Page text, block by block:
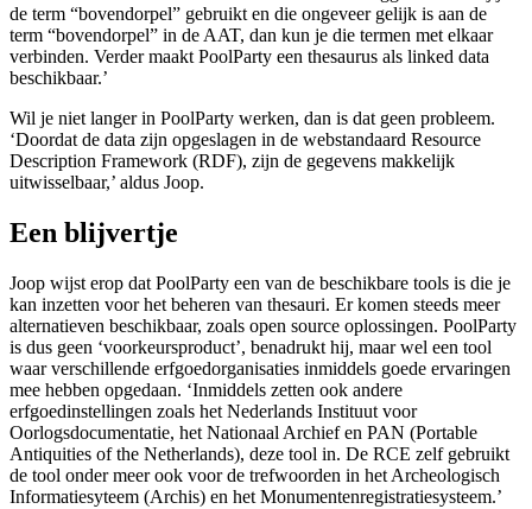
de term “bovendorpel” gebruikt en die ongeveer gelijk is aan de
term “bovendorpel” in de AAT, dan kun je die termen met elkaar
verbinden. Verder maakt PoolParty een thesaurus als linked data
beschikbaar.’
Wil je niet langer in PoolParty werken, dan is dat geen probleem.
‘Doordat de data zijn opgeslagen in de webstandaard Resource
Description Framework (RDF), zijn de gegevens makkelijk
uitwisselbaar,’ aldus Joop.
Een blijvertje
Joop wijst erop dat PoolParty een van de beschikbare tools is die je
kan inzetten voor het beheren van thesauri. Er komen steeds meer
alternatieven beschikbaar, zoals open source oplossingen. PoolParty
is dus geen ‘voorkeursproduct’, benadrukt hij, maar wel een tool
waar verschillende erfgoedorganisaties inmiddels goede ervaringen
mee hebben opgedaan. ‘Inmiddels zetten ook andere
erfgoedinstellingen zoals het Nederlands Instituut voor
Oorlogsdocumentatie, het Nationaal Archief en PAN (Portable
Antiquities of the Netherlands), deze tool in. De RCE zelf gebruikt
de tool onder meer ook voor de trefwoorden in het Archeologisch
Informatiesyteem (Archis) en het Monumentenregistratiesysteem.’